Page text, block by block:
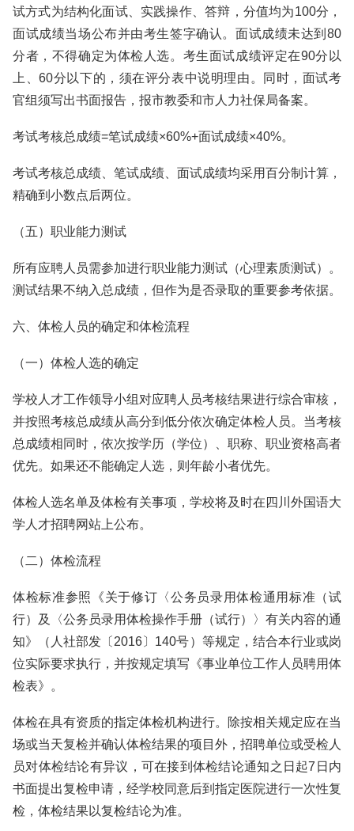
试方式为结构化面试、实践操作、答辩，分值均为100分，
面试成绩当场公布并由考生签字确认。面试成绩未达到80
分者，不得确定为体检人选。考生面试成绩评定在90分以
上、60分以下的，须在评分表中说明理由。同时，面试考
官组须写出书面报告，报市教委和市人力社保局备案。
考试考核总成绩=笔试成绩×60%+面试成绩×40%。
考试考核总成绩、笔试成绩、面试成绩均采用百分制计算，
精确到小数点后两位。
（五）职业能力测试
所有应聘人员需参加进行职业能力测试（心理素质测试）。
测试结果不纳入总成绩，但作为是否录取的重要参考依据。
六、体检人员的确定和体检流程
（一）体检人选的确定
学校人才工作领导小组对应聘人员考核结果进行综合审核，
并按照考核总成绩从高分到低分依次确定体检人员。当考核
总成绩相同时，依次按学历（学位）、职称、职业资格高者
优先。如果还不能确定人选，则年龄小者优先。
体检人选名单及体检有关事项，学校将及时在四川外国语大
学人才招聘网站上公布。
（二）体检流程
体检标准参照《关于修订〈公务员录用体检通用标准（试
行）及〈公务员录用体检操作手册（试行）〉有关内容的通
知》（人社部发〔2016〕140号）等规定，结合本行业或岗
位实际要求执行，并按规定填写《事业单位工作人员聘用体
检表》。
体检在具有资质的指定体检机构进行。除按相关规定应在当
场或当天复检并确认体检结果的项目外，招聘单位或受检人
员对体检结论有异议，可在接到体检结论通知之日起7日内
书面提出复检申请，经学校同意后到指定医院进行一次性复
检，体检结果以复检结论为准。